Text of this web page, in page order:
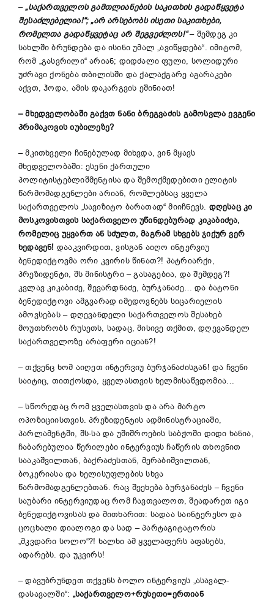
–„საქართველოს გამთლიანების საკითხის გადაწყვეტა
შესაძლებელია!“; „არ არსებობს ისეთი საკითხები,
რომელთა გადაწყვეტაც არ შეგვეძლოს!“ – შემდეგ კი
სახლში ბრუნდება და ისინი უმალ „ავიწყდება“. იმიტომ,
რომ „გასვრილი“ არიან; დიდძალი ფული, სოლიდური
უძრავი ქონება თბილისში და ქალაქგარე აგარაკები
აქვთ, ჰოდა, ამის დაკარგვის ეშინიათ!
– მხედველობაში გაქვთ ნანი ბრეგვაძის გამოსვლა ევგენი
პრიმაკოვის იუბილეზე?
– მკითხველი ჩინებულად მიხვდა, ვინ მყავს
მხედველობაში: ესენი ქართული
პოლიტისტებლიშმენტისა და შემოქმედებითი ელიტის
წარმომადგენლები არიან, რომლებსაც ყველა
საქართველოს „სავიზიტო ბარათად“ მიიჩნევს. დღესაც კი
მოსკოვისთვის საქართველო უწინდებურად კიკაბიძეა,
რომელიც უყვართ ან სძულთ, მაგრამ სხვებს ჯიქურ ვერ
ხედავენ! დააკვირდით, ვისგან აიღო ინტერვიუ
ბენედიქტოვმა ორი კვირის წინათ?! პატრიარქი,
პრეზიდენტი, შს მინისტრი – გასაგებია, და შემდეგ?!
კვლავ კიკაბიძე, შევარდნაძე, ბურჯანაძე… და ბატონი
ბენედიქტოვი ამგვარად იმედოვნებს სიცარიელის
ამოვსებას – დღევანდელი საქართველოს შესახებ
მოუთხრობს რუსეთს, სადაც, მისივე თქმით, დღევანდელ
საქართველოზე არაფერი იციან?!
– თქვენც ხომ აიღეთ ინტერვიუ ბურჯანაძისგან! და ჩვენი
საიტიც, თითქოსდა, ყველასთვის ხელმისაწვდომია…
– სწორედაც რომ ყველასთვის და არა მარტო
ოპოზიციისთვის. პრეზიდენტის ადმინისტრაციაში,
პარლამენტში, შს-სა და უშიშროების საბჭოში დიდი ხანია,
ჩაბარებულია წერილები ინტერვიუს ჩაწერის თხოვნით
სააკაშვილთან, ბაქრაძესთან, მერაბიშვილთან,
ბოკერიასა და ხელისუფლების სხვა
წარმომადგენლებთან. რაც შეეხება ბურჯანაძეს – ჩვენი
საუბარი ინტერვიუდაც რომ ჩავთვალოთ, შეადარეთ იგი
ბენედიქტოვისას და მითხარით: სადაა საინტერესო და
ცოცხალი დიალოგი და სად – პარტაგიტატორის
„მკვდარი სოლო“?! ხალხი ამ ყველაფერს აფასებს,
ადარებს. და უკვირს!
– დავუბრუნდეთ თქვენს ბოლო ინტერვიუს „ასავალ-
დასავალში“: „საქართველო+რუსეთი=ერთიან